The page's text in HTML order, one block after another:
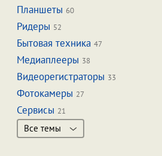
Планшеты 60
Ридеры 52
Бытовая техника 47
Медиаплееры 38
Видеорегистраторы 33
Фотокамеры 27
Сервисы 21
Все темы